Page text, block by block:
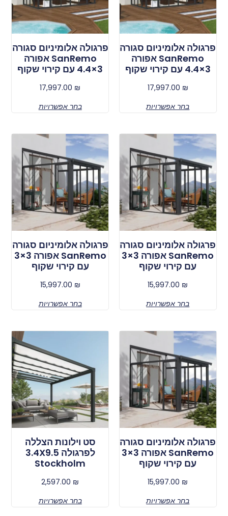
פרגולה אלומיניום סגורה
SanRemo אפורה
3×4.4 עם קירוי שקוף
17,997.00 ₪
בחר אפשרויות
פרגולה אלומיניום סגורה
SanRemo אפורה
3×4.4 עם קירוי שקוף
17,997.00 ₪
בחר אפשרויות
פרגולה אלומיניום סגורה
SanRemo אפורה 3×3
עם קירוי שקוף
15,997.00 ₪
בחר אפשרויות
פרגולה אלומיניום סגורה
SanRemo אפורה 3×3
עם קירוי שקוף
15,997.00 ₪
בחר אפשרויות
פרגולה אלומיניום סגורה
SanRemo אפורה 3×3
עם קירוי שקוף
15,997.00 ₪
בחר אפשרויות
סט וילונות הצללה
לפרגולה 3.4X9.5
Stockholm
2,597.00 ₪
בחר אפשרויות